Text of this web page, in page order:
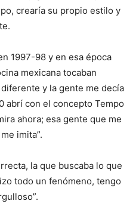
crearía su propio estilo y
1997-98 y en esa época
mexicana tocaban
y la gente me decía
abrí con el concepto Tempo
ahora; esa gente que me
imita”.
la que buscaba lo que
todo un fenómeno, tengo